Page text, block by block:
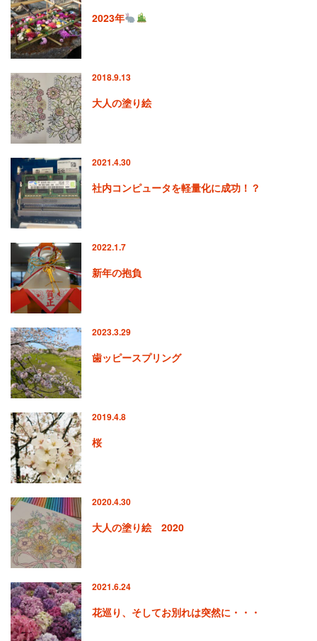
2023年
2018.9.13
大人の塗り絵
2021.4.30
社内コンピュータを軽量化に成功！？
2022.1.7
新年の抱負
2023.3.29
歯ッピースプリング
2019.4.8
桜
2020.4.30
大人の塗り絵 2020
2021.6.24
花巡り、そしてお別れは突然に・・・